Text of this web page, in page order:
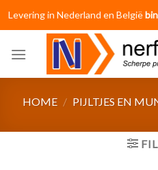
Levering in Nederland en België
HOME / PIJLTJES EN